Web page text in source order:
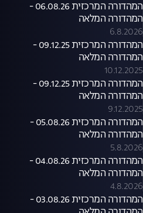
המהדורה המרכזית 06.08.26 -
המהדורה המלאה
6.8.2026
המהדורה המרכזית 09.12.25 -
המהדורה המלאה
10.12.2025
המהדורה המרכזית 09.12.25 -
המהדורה המלאה
9.12.2025
המהדורה המרכזית 05.08.26 -
המהדורה המלאה
5.8.2026
המהדורה המרכזית 04.08.26 -
המהדורה המלאה
4.8.2026
המהדורה המרכזית 03.08.26 -